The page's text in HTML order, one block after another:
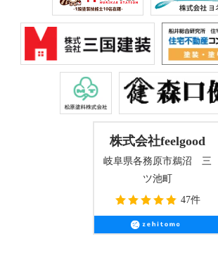
株式会社feelgood
岐阜県各務原市鵜沼 三
ツ池町
47件